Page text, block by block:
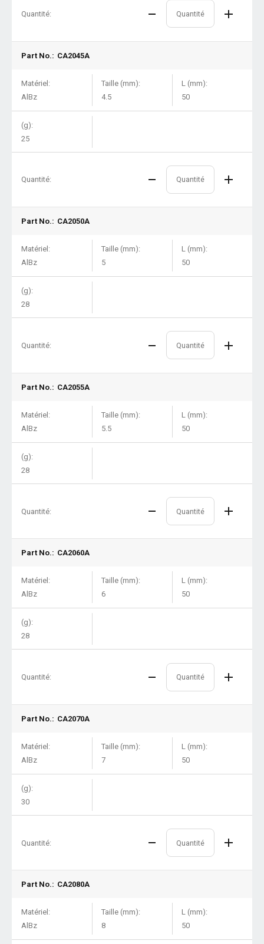
Quantité:
Part No.: CA2045A
Matériel:
AlBz
Taille (mm):
4.5
L (mm):
50
(g):
25
Quantité:
Part No.: CA2050A
Matériel:
AlBz
Taille (mm):
5
L (mm):
50
(g):
28
Quantité:
Part No.: CA2055A
Matériel:
AlBz
Taille (mm):
5.5
L (mm):
50
(g):
28
Quantité:
Part No.: CA2060A
Matériel:
AlBz
Taille (mm):
6
L (mm):
50
(g):
28
Quantité:
Part No.: CA2070A
Matériel:
AlBz
Taille (mm):
7
L (mm):
50
(g):
30
Quantité:
Part No.: CA2080A
Matériel:
AlBz
Taille (mm):
8
L (mm):
50